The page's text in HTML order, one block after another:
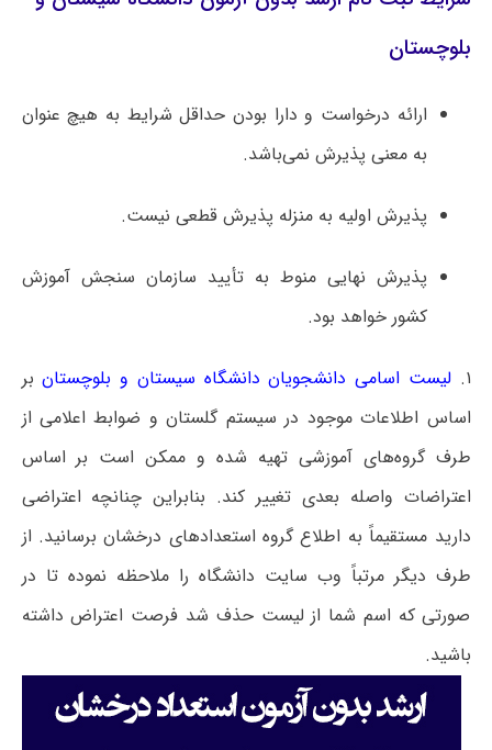
بلوچستان
ارائه درخواست و دارا بودن حداقل شرایط به هیچ عنوان
به معنی پذیرش نمی‌باشد.
پذیرش اولیه به منزله پذیرش قطعی نیست.
پذیرش نهایی منوط به تأیید سازمان سنجش آموزش
کشور خواهد بود.
۱. لیست اسامی دانشجویان دانشگاه سیستان و بلوچستانبر
اساس اطلاعات موجود در سیستم گلستان و ضوابط اعلامی از
طرف گروه‌های آموزشی تهیه شده و ممکن است بر اساس
اعتراضات واصله بعدی تغییر کند. بنابراین چنانچه اعتراضی
دارید مستقیماً به اطلاع گروه استعدادهای درخشان برسانید. از
طرف دیگر مرتباً وب سایت دانشگاه را ملاحظه نموده تا در
صورتی که اسم شما از لیست حذف شد فرصت اعتراض داشته
باشید.